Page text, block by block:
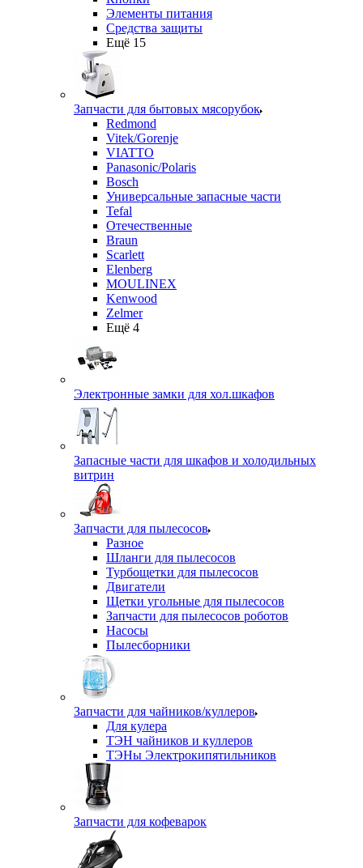
Элементы питания
Средства защиты
Ещё 15
Запчасти для бытовых мясорубок
Redmond
Vitek/Gorenje
VIATTO
Panasonic/Polaris
Bosch
Универсальные запасные части
Tefal
Отечественные
Braun
Scarlett
Elenberg
MOULINEX
Kenwood
Zelmer
Ещё 4
Электронные замки для хол.шкафов
Запасные части для шкафов и холодильных
витрин
Запчасти для пылесосов
Разное
Шланги для пылесосов
Турбощетки для пылесосов
Двигатели
Щетки угольные для пылесосов
Запчасти для пылесосов роботов
Насосы
Пылесборники
Запчасти для чайников/куллеров
Для кулера
ТЭН чайников и куллеров
ТЭНы Электрокипятильников
Запчасти для кофеварок